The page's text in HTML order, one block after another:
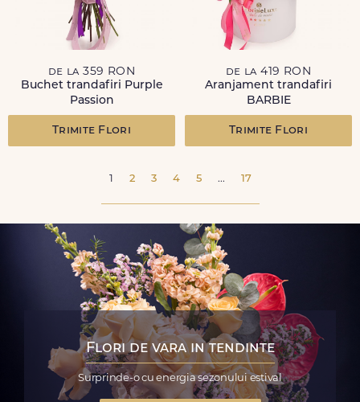
de la 359 RON
Buchet trandafiri Purple
Passion
Trimite Flori
de la 419 RON
Aranjament trandafiri
BARBIE
Trimite Flori
1 2 3 4 5 ... 17
Flori de vara in tendinte
Surprinde-o cu energia sezonului estival